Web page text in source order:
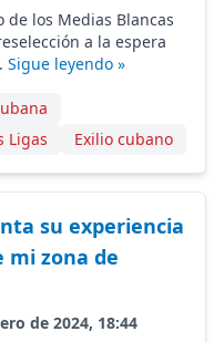
de los Medias Blancas
a la espera
Sigue leyendo »
Ligas
Exilio cubano
su experiencia
mi zona de
de 2024, 18:44